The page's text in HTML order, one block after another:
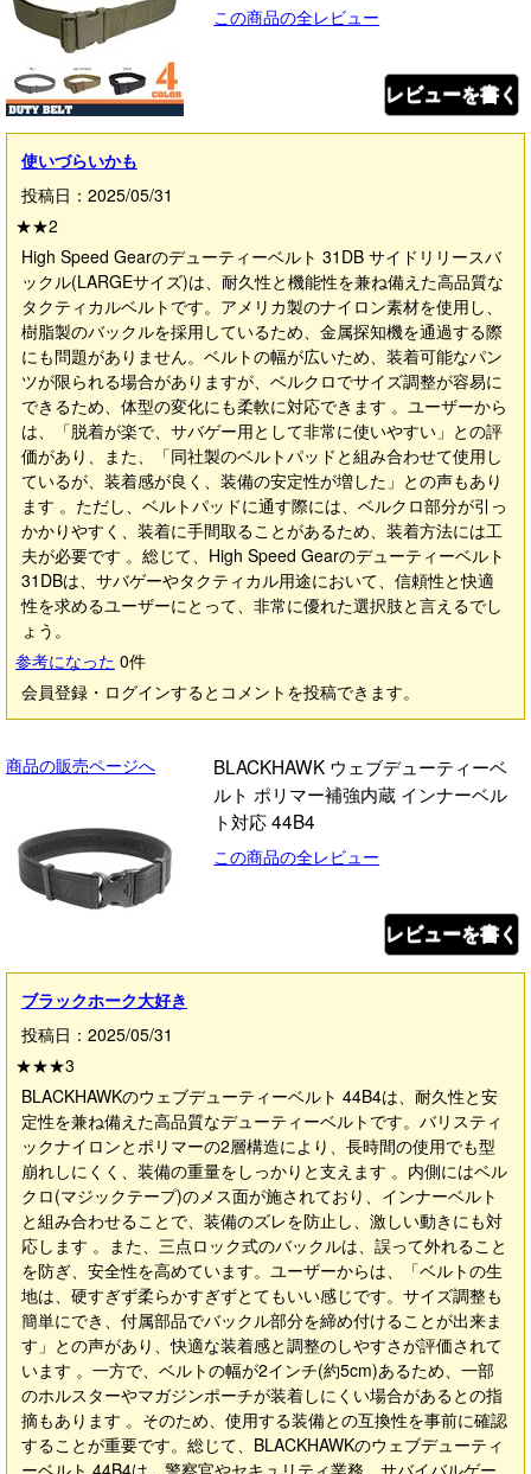
この商品の全レビュー
レビューを書く
使いづらいかも
投稿日：2025/05/31
★★2
High Speed Gearのデューティーベルト 31DB サイドリリースバ
ックル(LARGEサイズ)は、耐久性と機能性を兼ね備えた高品質な
タクティカルベルトです。アメリカ製のナイロン素材を使用し、
樹脂製のバックルを採用しているため、金属探知機を通過する際
にも問題がありません。ベルトの幅が広いため、装着可能なパン
ツが限られる場合がありますが、ベルクロでサイズ調整が容易に
できるため、体型の変化にも柔軟に対応できます 。ユーザーから
は、「脱着が楽で、サバゲー用として非常に使いやすい」との評
価があり、また、「同社製のベルトパッドと組み合わせて使用し
ているが、装着感が良く、装備の安定性が増した」との声もあり
ます 。ただし、ベルトパッドに通す際には、ベルクロ部分が引っ
かかりやすく、装着に手間取ることがあるため、装着方法には工
夫が必要です 。総じて、High Speed Gearのデューティーベルト
31DBは、サバゲーやタクティカル用途において、信頼性と快適
性を求めるユーザーにとって、非常に優れた選択肢と言えるでし
ょう。
参考になった 0件
会員登録・ログインするとコメントを投稿できます。
商品の販売ページへ
BLACKHAWK ウェブデューティーベ
ルト ポリマー補強内蔵 インナーベル
ト対応 44B4
この商品の全レビュー
レビューを書く
ブラックホーク大好き
投稿日：2025/05/31
★★★3
BLACKHAWKのウェブデューティーベルト 44B4は、耐久性と安
定性を兼ね備えた高品質なデューティーベルトです。バリスティ
ックナイロンとポリマーの2層構造により、長時間の使用でも型
崩れしにくく、装備の重量をしっかりと支えます 。内側にはベル
クロ(マジックテープ)のメス面が施されており、インナーベルト
と組み合わせることで、装備のズレを防止し、激しい動きにも対
応します 。また、三点ロック式のバックルは、誤って外れること
を防ぎ、安全性を高めています。ユーザーからは、「ベルトの生
地は、硬すぎず柔らかすぎずとてもいい感じです。サイズ調整も
簡単にでき、付属部品でバックル部分を締め付けることが出来ま
す」との声があり、快適な装着感と調整のしやすさが評価されて
います 。一方で、ベルトの幅が2インチ(約5cm)あるため、一部
のホルスターやマガジンポーチが装着しにくい場合があるとの指
摘もあります 。そのため、使用する装備との互換性を事前に確認
することが重要です。総じて、BLACKHAWKのウェブデューティ